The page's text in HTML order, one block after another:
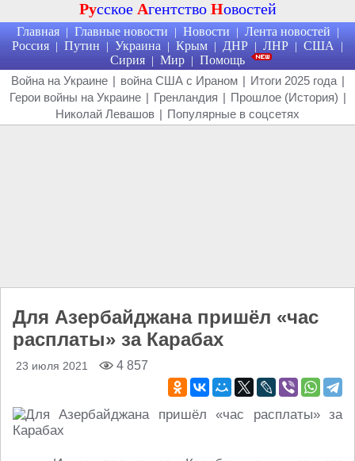
Русское Агентство Новостей
Главная | Главные новости | Новости | Лента новостей |
Россия | Путин | Украина | Крым | ДНР | ЛНР | США |
Сирия | Мир | Помощь
Война на Украине | война США с Ираном | Итоги 2025 года |
Герои войны на Украине | Гренландия | Прошлое (История) |
Николай Левашов | Популярные в соцсетях
Для Азербайджана пришёл «час
расплаты» за Карабах
23 июля 2021 4 857